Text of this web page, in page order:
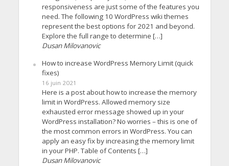
responsiveness are just some of the features you
need. The following 10 WordPress wiki themes
represent the best options for 2021 and beyond.
Explore the full range to determine […]
Dusan Milovanovic
How to increase WordPress Memory Limit (quick
fixes)
16 juin 2021
Here is a post about how to increase the memory
limit in WordPress. Allowed memory size
exhausted error message showed up in your
WordPress installation? No worries – this is one of
the most common errors in WordPress. You can
apply an easy fix by increasing the memory limit
in your PHP. Table of Contents […]
Dusan Milovanovic